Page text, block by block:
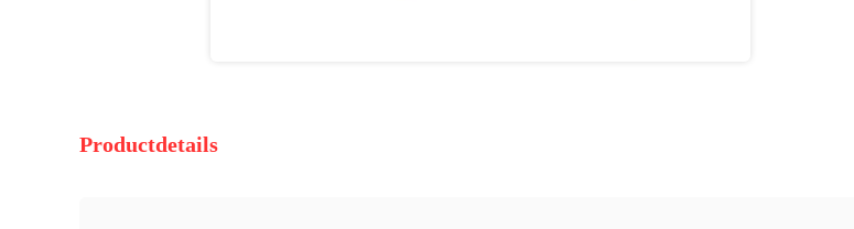
Productdetails